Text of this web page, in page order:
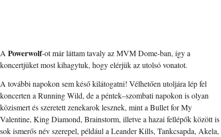
A Powerwolf-ot már láttam tavaly az MVM Dome-ban, így a
koncertjüket most kihagytuk, hogy elérjük az utolsó vonatot.
A további napokon sem késő kilátogatni! Vélhetően utoljára lép fel
koncerten a Running Wild, de a péntek–szombati napokon is olyan
közismert és szeretett zenekarok lesznek, mint a Bullet for My
Valentine, King Diamond, Brainstorm, illetve a hazai fellépők között is
sok ismerős név szerepel, például a Leander Kills, Tankcsapda, Akela,